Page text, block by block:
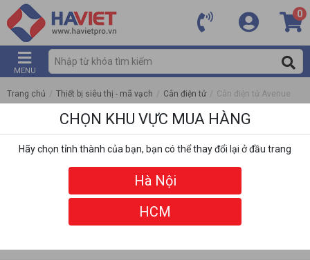
0
MENU
Trang chủ / Thiết bị siêu thị - mã vạch / Cân điện tử / Cân điện tử Avenue
CHỌN KHU VỰC MUA HÀNG
Hãy chọn tỉnh thành của bạn, bạn có thể thay đổi lại ở đầu trang
Hà Nội
HCM